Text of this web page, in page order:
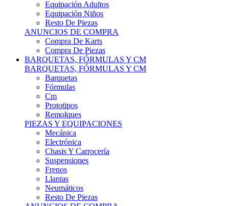
Resto De Piezas
ANUNCIOS DE COMPRA
Compra De Karts
Compra De Piezas
BARQUETAS, FÓRMULAS Y CM
BARQUETAS, FÓRMULAS Y CM
Barquetas
Fórmulas
Cm
Prototipos
Remolques
PIEZAS Y EQUIPACIONES
Mecánica
Electrónica
Chasis Y Carrocería
Suspensiones
Frenos
Llantas
Neumáticos
Resto De Piezas
ANUNCIOS DE COMPRA
Compra Vehículos